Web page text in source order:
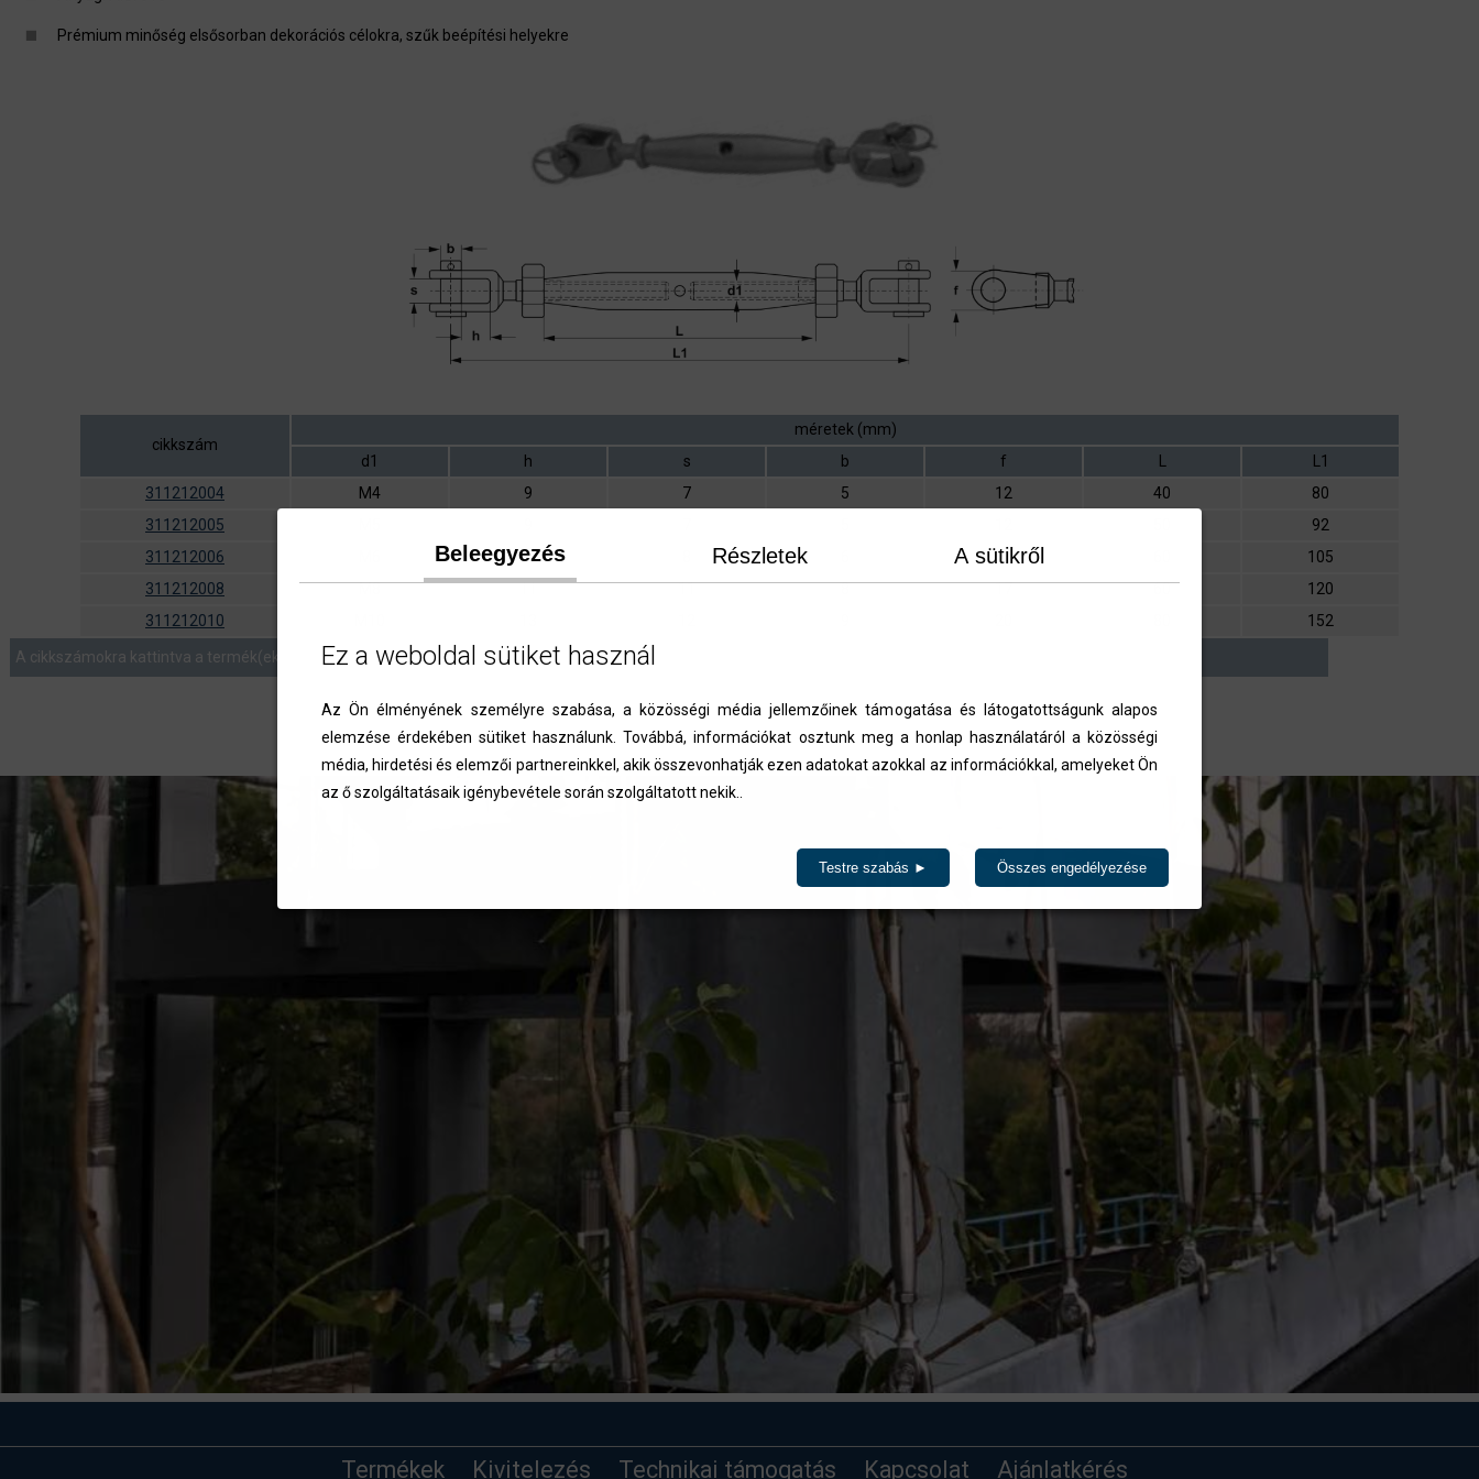
Prémium minőség elsősorban dekorációs célokra, szűk beépítési helyekre
cikkszám
méretek (mm)
d1
h s b f
L1
311212004
M4 9 7 5 12 40
80
311212005
92
311212006
8 13
105
311212008
M8 11 11 8 17 60
120
311212010
152
A cikkszámokra kattintva a termék(ek) az ajánlatkérés menüben listázásra kerülnek.
Vissza
Termékek Kivitelezés Technikai támogatás Kapcsolat Ajánlatkérés
Beleegyezés Részletek A sütikről
Ez a weboldal sütiket használ
Az Ön élményének személyre szabása, a közösségi média jellemzőinek támogatása és látogatottságunk alapos
elemzése érdekében sütiket használunk. Továbbá, információkat osztunk meg a honlap használatáról a közösségi
média, hirdetési és elemzői partnereinkkel, akik összevonhatják ezen adatokat azokkal az információkkal, amelyeket Ön
az ő szolgáltatásaik igénybevétele során szolgáltatott nekik..
Testre szabás ► Összes engedélyezése